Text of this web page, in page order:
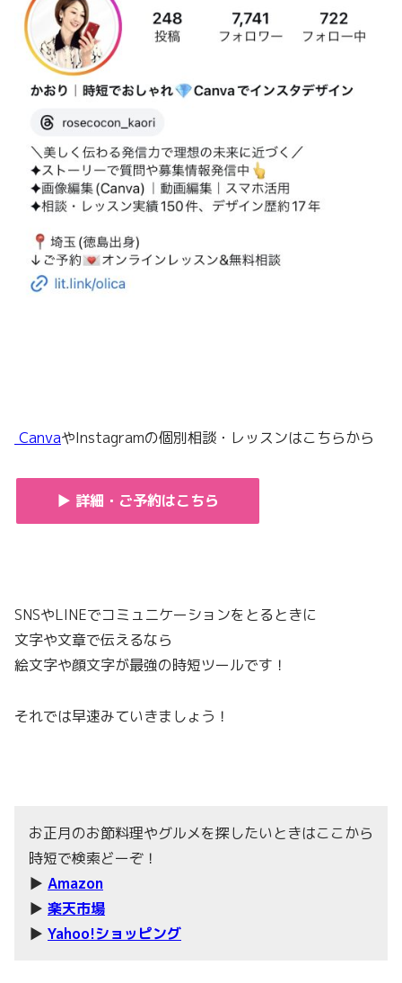
CanvaやInstagramの個別相談・レッスンはこちらから
▶ 詳細・ご予約はこちら
SNSやLINEでコミュニケーションをとるときに
文字や文章で伝えるなら
絵文字や顔文字が最強の時短ツールです！
それでは早速みていきましょう！
お正月のお節料理やグルメを探したいときはここから
時短で検索どーぞ！
▶ Amazon
▶ 楽天市場
▶ Yahoo!ショッピング